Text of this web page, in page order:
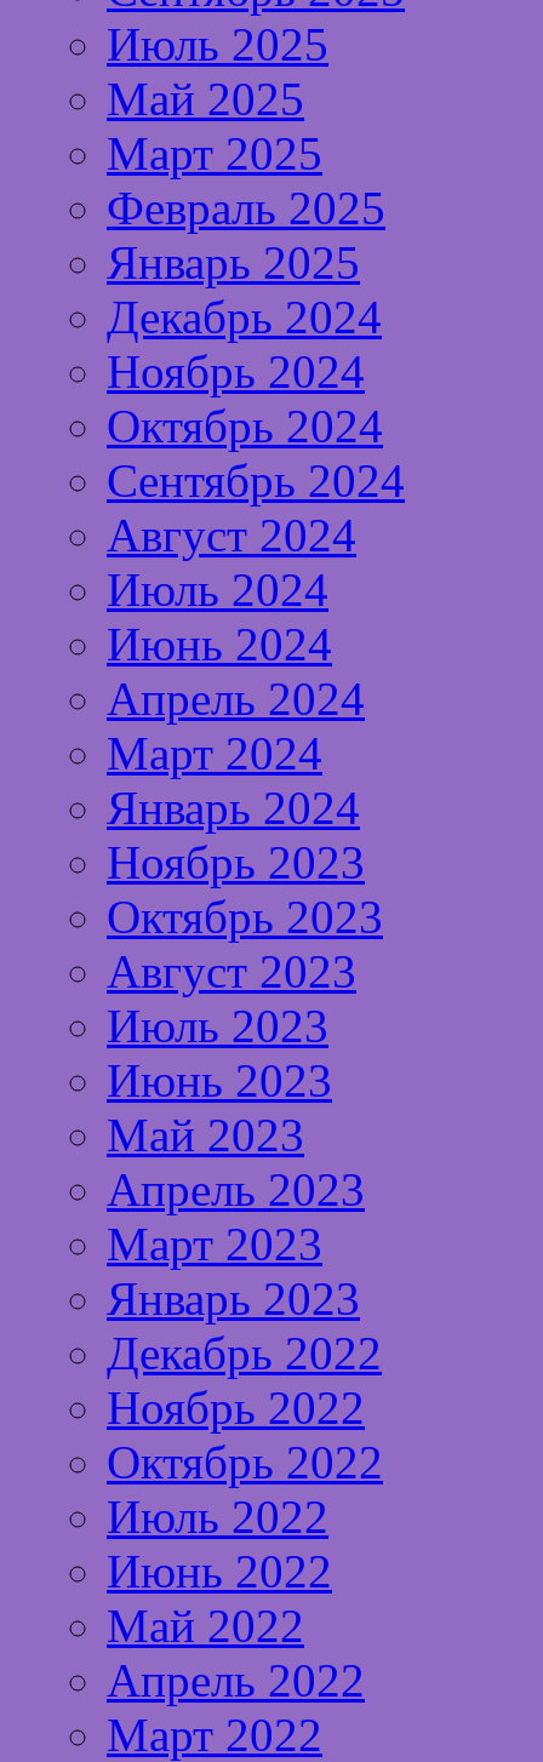
Июль 2025
Май 2025
Март 2025
Февраль 2025
Январь 2025
Декабрь 2024
Ноябрь 2024
Октябрь 2024
Сентябрь 2024
Август 2024
Июль 2024
Июнь 2024
Апрель 2024
Март 2024
Январь 2024
Ноябрь 2023
Октябрь 2023
Август 2023
Июль 2023
Июнь 2023
Май 2023
Апрель 2023
Март 2023
Январь 2023
Декабрь 2022
Ноябрь 2022
Октябрь 2022
Июль 2022
Июнь 2022
Май 2022
Апрель 2022
Март 2022